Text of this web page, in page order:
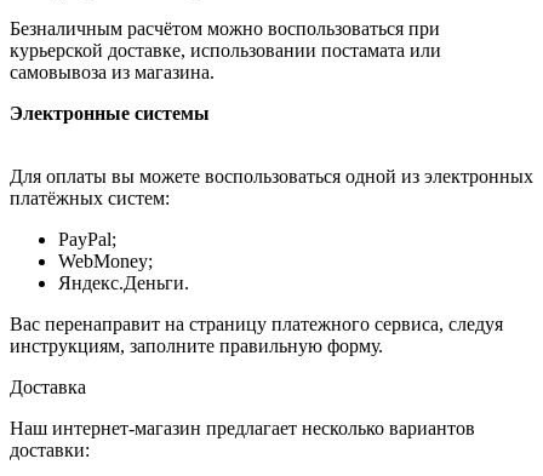
Безналичным расчётом можно воспользоваться при
курьерской доставке, использовании постамата или
самовывоза из магазина.
Электронные системы
Для оплаты вы можете воспользоваться одной из электронных
платёжных систем:
PayPal;
WebMoney;
Яндекс.Деньги.
Вас перенаправит на страницу платежного сервиса, следуя
инструкциям, заполните правильную форму.
Доставка
Наш интернет-магазин предлагает несколько вариантов
доставки: